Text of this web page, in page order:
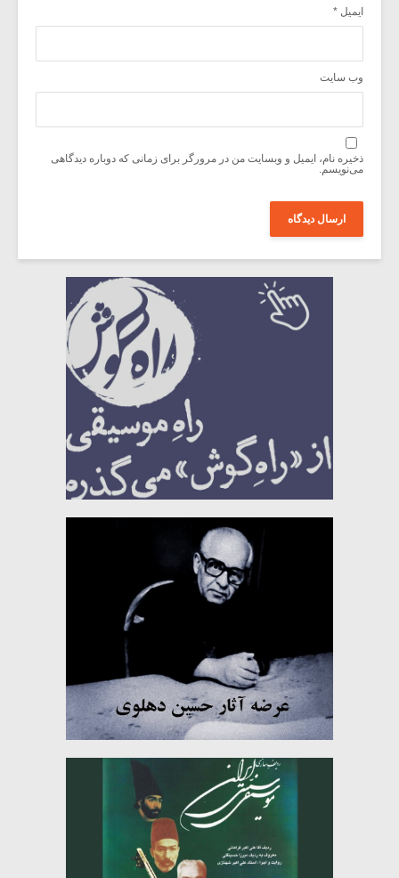
ایمیل *
وب‌ سایت
ذخیره نام، ایمیل و وبسایت من در مرورگر برای زمانی که دوباره دیدگاهی
می‌نویسم.